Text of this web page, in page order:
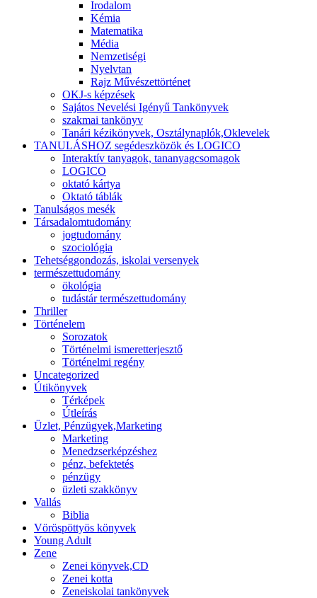
Irodalom
Kémia
Matematika
Média
Nemzetiségi
Nyelvtan
Rajz Művészettörténet
OKJ-s képzések
Sajátos Nevelési Igényű Tankönyvek
szakmai tankönyv
Tanári kézikönyvek, Osztálynaplók,Oklevelek
TANULÁSHOZ segédeszközök és LOGICO
Interaktív tanyagok, tananyagcsomagok
LOGICO
oktató kártya
Oktató táblák
Tanulságos mesék
Társadalomtudomány
jogtudomány
szociológia
Tehetséggondozás, iskolai versenyek
természettudomány
ökológia
tudástár természettudomány
Thriller
Történelem
Sorozatok
Történelmi ismeretterjesztő
Történelmi regény
Uncategorized
Útikönyvek
Térképek
Útleírás
Üzlet, Pénzügyek,Marketing
Marketing
Menedzserképzéshez
pénz, befektetés
pénzügy
üzleti szakkönyv
Vallás
Biblia
Vöröspöttyös könyvek
Young Adult
Zene
Zenei könyvek,CD
Zenei kotta
Zeneiskolai tankönyvek